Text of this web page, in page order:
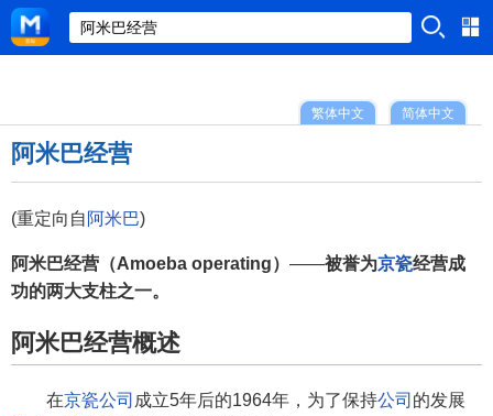
简体中文
繁体中文
阿米巴经营
(重定向自 阿米巴)
阿米巴经营（Amoeba operating） ——被誉为京瓷经营成
功的两大支柱之一。
阿米巴经营概述
在京瓷公司 成立5年后的1964年，为了保持公司 的发展